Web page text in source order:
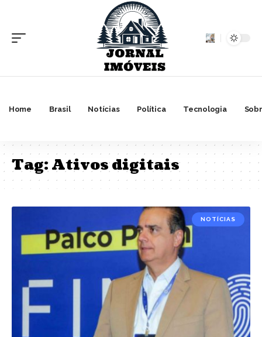
Home Brasil Notícias Política Tecnologia
Tag:Ativos digitais
NOTÍCIAS